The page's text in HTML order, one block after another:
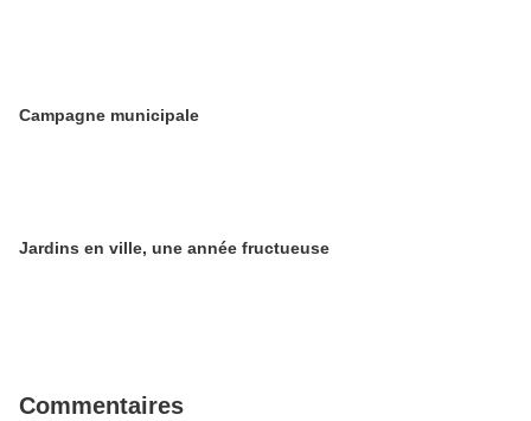
Campagne municipale
Jardins en ville, une année fructueuse
Commentaires